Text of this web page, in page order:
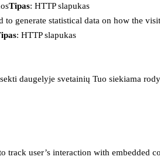
Tipas: HTTP slapukas
to generate statistical data on how the
: HTTP slapukas
daugelyje svetainių Tuo siekiama
track user’s interaction with embedded